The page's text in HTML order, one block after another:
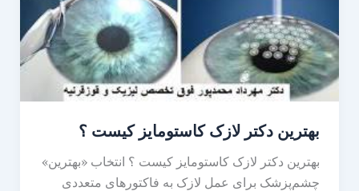
بهترین دکتر لازک کاستومایز کیست ؟
بهترین دکتر لازک کاستومایز کیست ؟ انتخاب «بهترین»
چشم‌‌پزشک برای عمل لازک به فاکتورهای متعددی